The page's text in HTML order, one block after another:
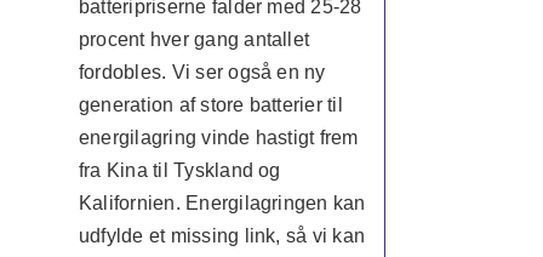
batteripriserne falder med 25-28
procent hver gang antallet
fordobles. Vi ser også en ny
generation af store batterier til
energilagring vinde hastigt frem
fra Kina til Tyskland og
Kalifornien. Energilagringen kan
udfylde et missing link, så vi kan